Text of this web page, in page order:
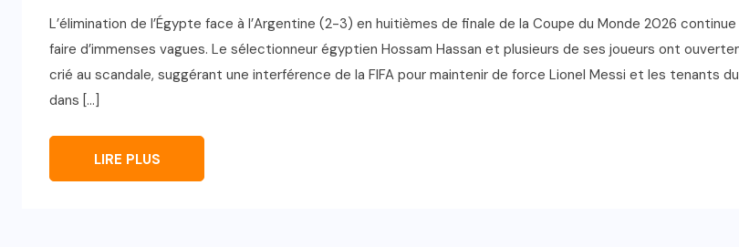
L’élimination de l’Égypte face à l’Argentine (2-3) en huitièmes de finale de la Coupe du Monde 2026
faire d’immenses vagues. Le sélectionneur égyptien Hossam Hassan et plusieurs de ses joueurs ont
crié au scandale, suggérant une interférence de la FIFA pour maintenir de force Lionel Messi et les tenants
dans […]
LIRE PLUS